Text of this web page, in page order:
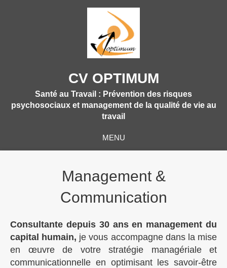
CV OPTIMUM
Santé au Travail : Prévention des risques
psychosociaux et management de la qualité de vie au
travail
MENU
Management &
Communication
Consultante depuis 30 ans en management du
capital humain, je vous accompagne dans la mise
en œuvre de votre stratégie managériale et
communicationnelle en optimisant les savoir-être